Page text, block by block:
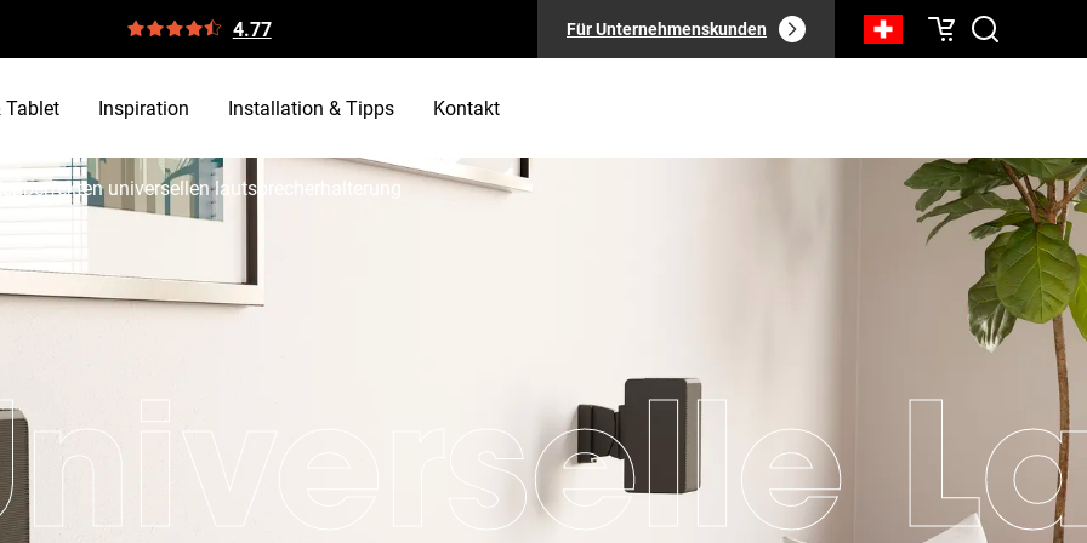
4.77 Für Unternehmenskunden
Tablet Inspiration Installation & Tipps Kontakt
perfekten universellen lautsprecherhalterung